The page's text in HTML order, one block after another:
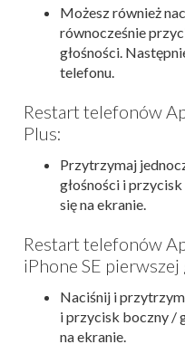
Możesz również
równocześnie
głośności.
telefonu.
Restart telefonów
Plus:
Przytrzymaj
głośności i
się na ekranie.
Restart telefonów
iPhone SE
Naciśnij i
i przycisk boczny /
na ekranie.